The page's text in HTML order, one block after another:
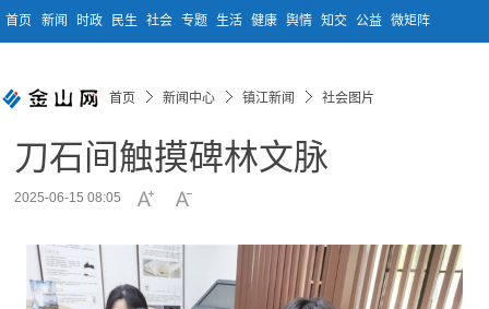
首页 新闻 时政 民生 社会 专题 生活 健康 舆情 知交 公益 微矩阵
首页 新闻中心 镇江新闻 社会图片
刀石间触摸碑林文脉
2025-06-15 08:05